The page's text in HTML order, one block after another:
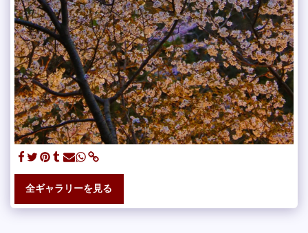
全ギャラリーを見る